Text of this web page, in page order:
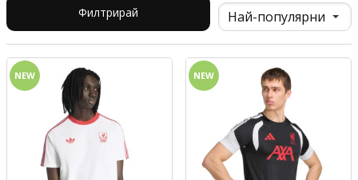
Филтрирай
NEW NEW